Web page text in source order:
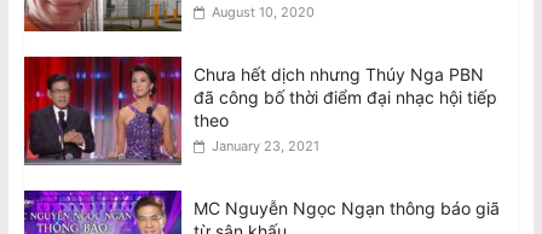
August 10, 2020
Chưa hết dịch nhưng Thúy Nga PBN
đã công bố thời điểm đại nhạc hội tiếp
theo
January 23, 2021
MC Nguyễn Ngọc Ngạn thông báo giã